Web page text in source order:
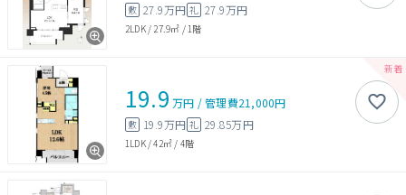
敷 27.9万円 礼 27.9万円
2LDK/ 27.9㎡ / 1階
19.9 万円 /管理費21,000円
敷 19.9万円 礼 29.85万円
1LDK/42㎡ / 4階